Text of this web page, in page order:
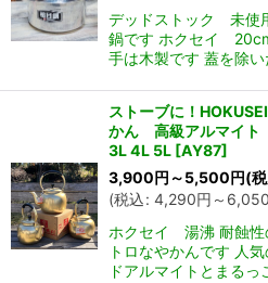
デッドストック 未使
鍋です ホクセイ
手は木製です 蓋を除
ストーブに！
かん 高級アルマイ
3L 4L 5L [AY87]
3,900円 ～5,500円(
(税込: 4,290円 ～6,050
ホクセイ 湯沸 耐蝕性
トロなやかんです 人
ドアルマイトとまる